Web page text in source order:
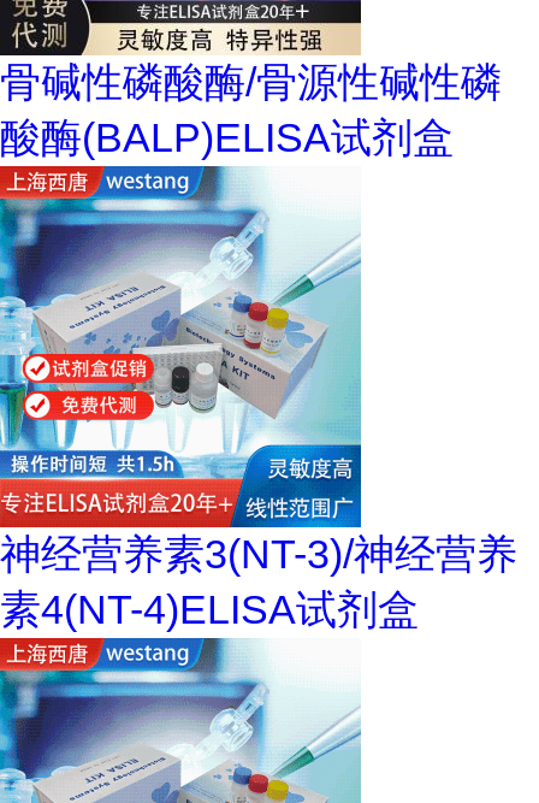
骨碱性磷酸酶/骨源性碱性磷
酸酶(BALP)ELISA试剂盒
神经营养素3(NT-3)/神经营养
素4(NT-4)ELISA试剂盒